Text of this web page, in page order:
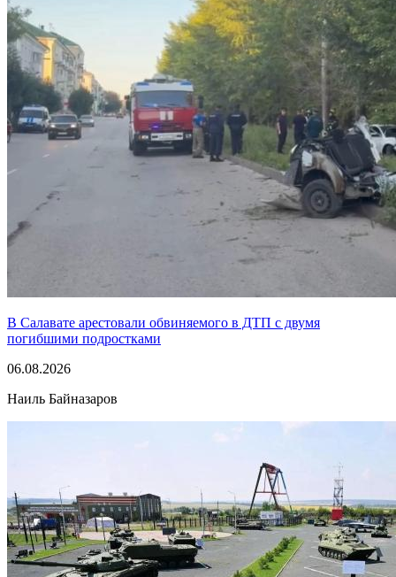
В Салавате арестовали обвиняемого в ДТП с двумя
погибшими подростками
06.08.2026
Наиль Байназаров